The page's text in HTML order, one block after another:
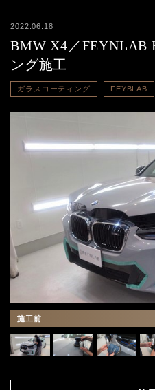
2022.06.18
BMW X4／FEYNLAB
ング施工
ガラスコーティング FEYBLAB
施工前